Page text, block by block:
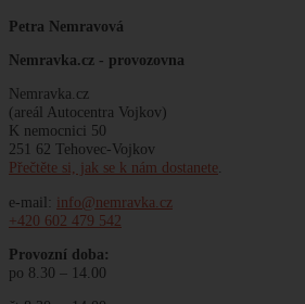
Petra Nemravová
Nemravka.cz - provozovna
Nemravka.cz
(areál Autocentra Vojkov)
K nemocnici 50
251 62 Tehovec-Vojkov
Přečtěte si, jak se k nám dostanete.
e-mail: info@nemravka.cz
+420 602 479 542
Provozní doba:
po 8.30 – 14.00